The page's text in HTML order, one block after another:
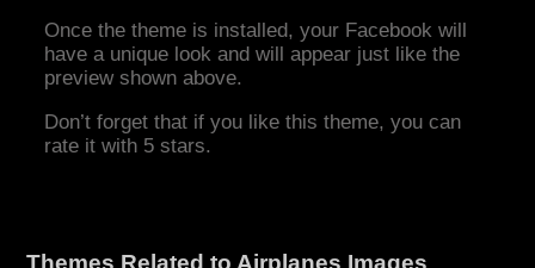
Once the theme is installed, your Facebook will
have a unique look and will appear just like the
preview shown above.
Don’t forget that if you like this theme, you can
rate it with 5 stars.